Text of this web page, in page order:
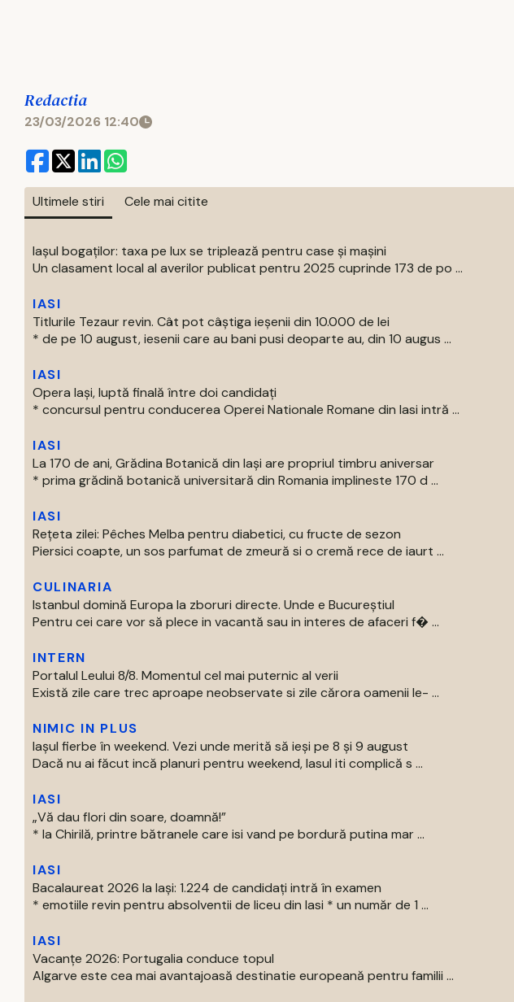
Redactia
23/03/2026 12:40
Ultimele stiri Cele mai citite
Iașul bogaților: taxa pe lux se triplează pentru case și mașini
Un clasament local al averilor publicat pentru 2025 cuprinde 173 de po ...
IASI
Titlurile Tezaur revin. Cât pot câștiga ieșenii din 10.000 de lei
* de pe 10 august, iesenii care au bani pusi deoparte au, din 10 augus ...
IASI
Opera Iași, luptă finală între doi candidați
* concursul pentru conducerea Operei Nationale Romane din Iasi intră ...
IASI
La 170 de ani, Grădina Botanică din Iași are propriul timbru aniversar
* prima grădină botanică universitară din Romania implineste 170 d ...
IASI
Rețeta zilei: Pêches Melba pentru diabetici, cu fructe de sezon
Piersici coapte, un sos parfumat de zmeură si o cremă rece de iaurt ...
CULINARIA
Istanbul domină Europa la zboruri directe. Unde e Bucureștiul
Pentru cei care vor să plece in vacantă sau in interes de afaceri f� ...
INTERN
Portalul Leului 8/8. Momentul cel mai puternic al verii
Există zile care trec aproape neobservate si zile cărora oamenii le- ...
NIMIC IN PLUS
Iașul fierbe în weekend. Vezi unde merită să ieși pe 8 și 9 august
Dacă nu ai făcut incă planuri pentru weekend, Iasul iti complică s ...
IASI
„Vă dau flori din soare, doamnă!”
* la Chirilă, printre bătranele care isi vand pe bordură putina mar ...
IASI
Bacalaureat 2026 la Iași: 1.224 de candidați intră în examen
* emotiile revin pentru absolventii de liceu din Iasi * un număr de 1 ...
IASI
Vacanțe 2026: Portugalia conduce topul
Algarve este cea mai avantajoasă destinatie europeană pentru familii ...